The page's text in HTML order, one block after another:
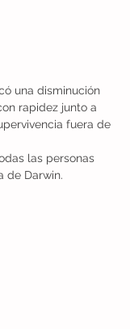
una disminución
rapidez junto a
fuera de
las personas
de Darwin.